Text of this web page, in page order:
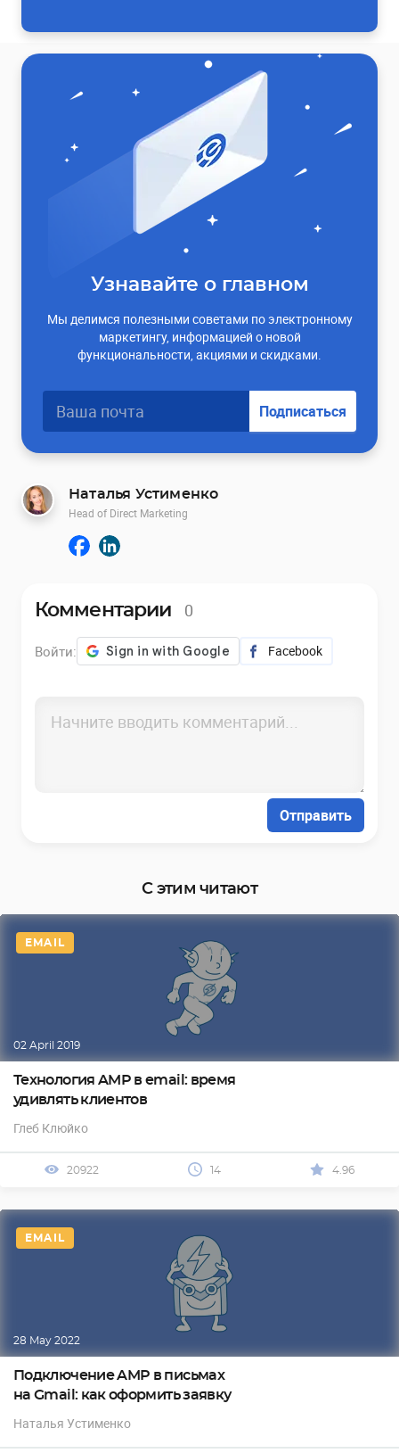
Узнавайте о главном
Мы делимся полезными советами по электронному
маркетингу, информацией о новой
функциональности, акциями и скидками.
Подписаться
Наталья Устименко
Head of Direct Marketing
Комментарии 0
Войти: Facebook
Отправить
С этим читают
EMAIL
02 April 2019
Технология AMP в email: время
удивлять клиентов
Глеб Клюйко
20922 14 4.96
EMAIL
28 May 2022
Подключение AMP в письмах
на Gmail: как оформить заявку
Наталья Устименко